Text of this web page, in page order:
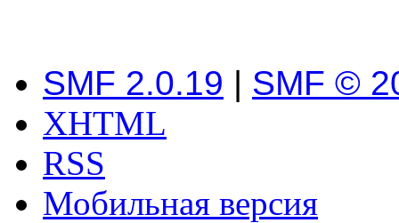
SMF 2.0.19 | SMF ©
XHTML
RSS
Мобильная версия